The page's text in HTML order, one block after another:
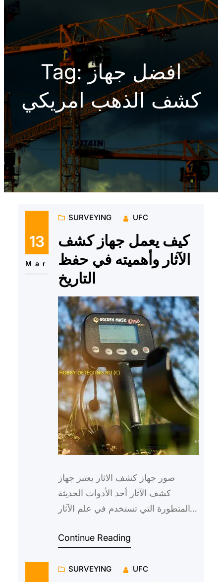
h
Tag: افضل جهاز
كشف الذهب امريكي
13
Mar
SURVEYING UFC
كيف يعمل جهاز كشف
الآثار وأهميته في حفظ
التاريخ
صور جهاز كشف الاثار يعتبر جهاز
كشف الآثار أحد الأدوات الحديثة
والمتطورة التي تستخدم في علم الآثار
Continue Reading
SURVEYING UFC